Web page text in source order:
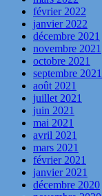
février 2022
janvier 2022
décembre 2021
novembre 2021
octobre 2021
septembre 2021
août 2021
juillet 2021
juin 2021
mai 2021
avril 2021
mars 2021
février 2021
janvier 2021
décembre 2020